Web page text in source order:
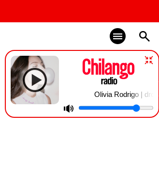
Olivia Rodrigo | drop dead